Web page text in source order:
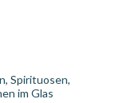
Spirituosen,
im Glas